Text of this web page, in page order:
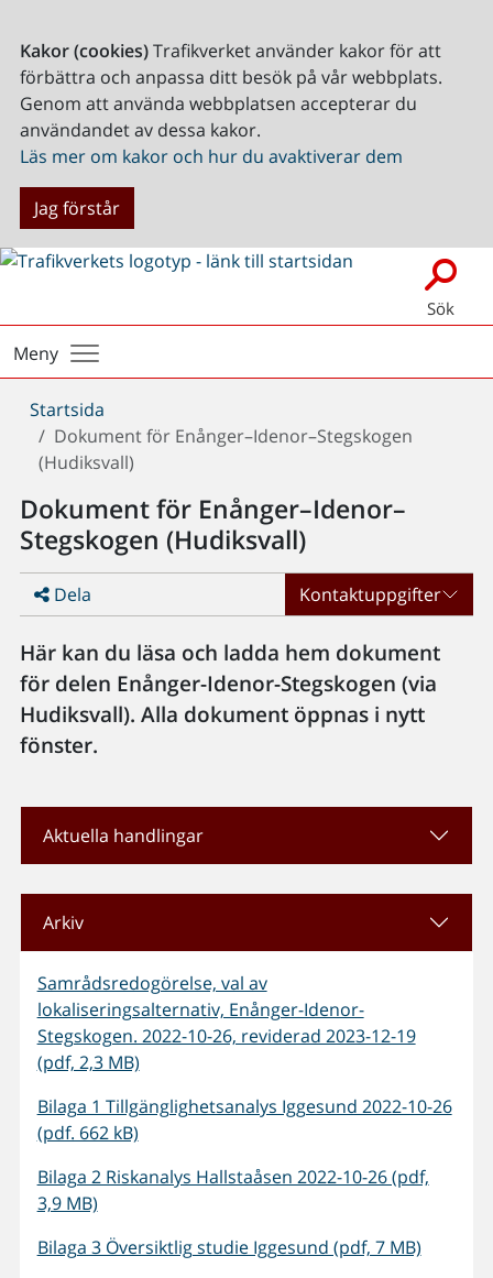
Kakor (cookies)Trafikverket använder kakor för att
förbättra och anpassa ditt besök på vår webbplats.
Genom att använda webbplatsen accepterar du
användandet av dessa kakor.
Läs mer om kakor och hur du avaktiverar dem
Jag förstår
Sök
Meny
Du
är
här:
Startsida
Dokument för Enånger–Idenor–Stegskogen
(Hudiksvall)
Dokument för Enånger–Idenor–
Stegskogen (Hudiksvall)
Dela Kontaktuppgifter
Här kan du läsa och ladda hem dokument
för delen Enånger-Idenor-Stegskogen (via
Hudiksvall). Alla dokument öppnas i nytt
fönster.
Aktuella handlingar
Arkiv
Samrådsredogörelse, val av
lokaliseringsalternativ, Enånger-Idenor-
Stegskogen. 2022-10-26, reviderad 2023-12-19
(pdf, 2,3 MB)
Bilaga 1 Tillgänglighetsanalys Iggesund 2022-10-26
(pdf. 662 kB)
Bilaga 2 Riskanalys Hallstaåsen 2022-10-26 (pdf,
3,9 MB)
Bilaga 3 Översiktlig studie Iggesund (pdf, 7 MB)